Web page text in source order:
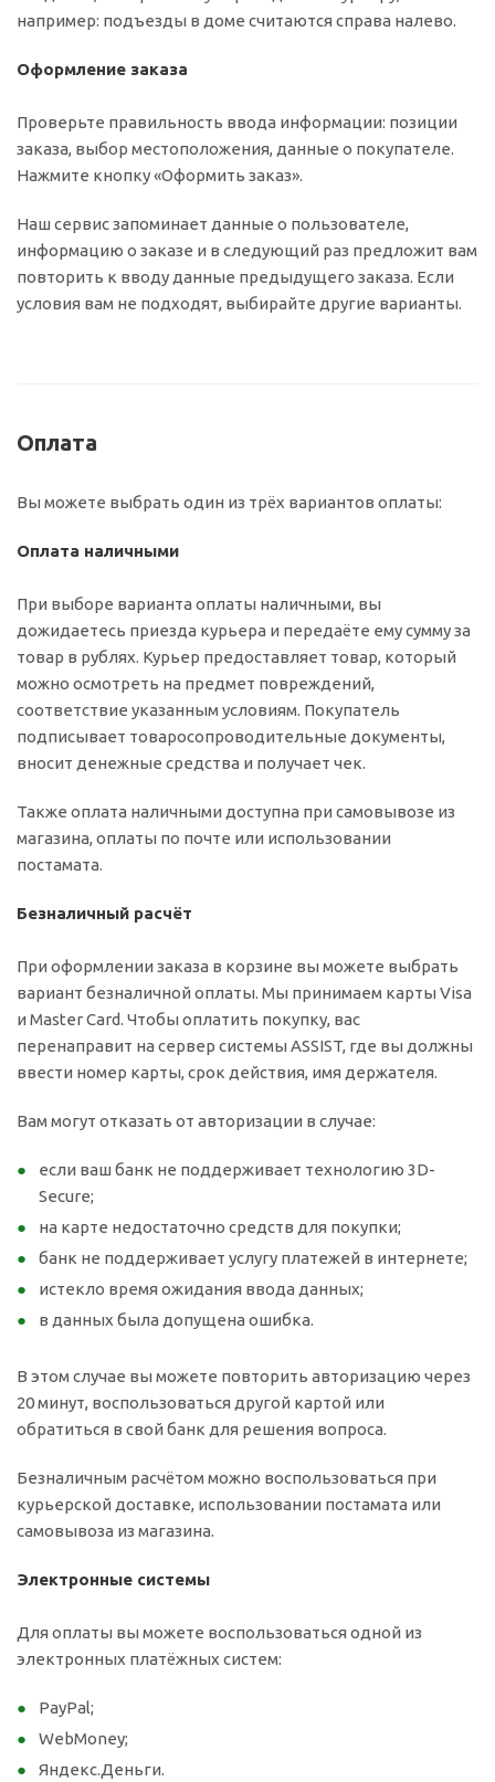
например: подъезды в доме считаются справа налево.
Оформление заказа
Проверьте правильность ввода информации: позиции
заказа, выбор местоположения, данные о покупателе.
Нажмите кнопку «Оформить заказ».
Наш сервис запоминает данные о пользователе,
информацию о заказе и в следующий раз предложит вам
повторить к вводу данные предыдущего заказа. Если
условия вам не подходят, выбирайте другие варианты.
Оплата
Вы можете выбрать один из трёх вариантов оплаты:
Оплата наличными
При выборе варианта оплаты наличными, вы
дожидаетесь приезда курьера и передаёте ему сумму за
товар в рублях. Курьер предоставляет товар, который
можно осмотреть на предмет повреждений,
соответствие указанным условиям. Покупатель
подписывает товаросопроводительные документы,
вносит денежные средства и получает чек.
Также оплата наличными доступна при самовывозе из
магазина, оплаты по почте или использовании
постамата.
Безналичный расчёт
При оформлении заказа в корзине вы можете выбрать
вариант безналичной оплаты. Мы принимаем карты Visa
и Master Card. Чтобы оплатить покупку, вас
перенаправит на сервер системы ASSIST, где вы должны
ввести номер карты, срок действия, имя держателя.
Вам могут отказать от авторизации в случае:
если ваш банк не поддерживает технологию 3D-
Secure;
на карте недостаточно средств для покупки;
банк не поддерживает услугу платежей в интернете;
истекло время ожидания ввода данных;
в данных была допущена ошибка.
В этом случае вы можете повторить авторизацию через
20 минут, воспользоваться другой картой или
обратиться в свой банк для решения вопроса.
Безналичным расчётом можно воспользоваться при
курьерской доставке, использовании постамата или
самовывоза из магазина.
Электронные системы
Для оплаты вы можете воспользоваться одной из
электронных платёжных систем:
PayPal;
WebMoney;
Яндекс.Деньги.